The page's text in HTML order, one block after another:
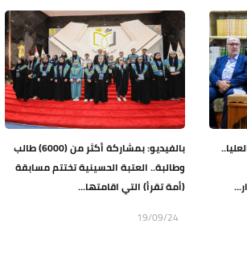
بالفيديو: بمشاركة أكثر من (6000) طالب
وطالبة.. العتبة الحسينية تختتم مسابقة
(أمة تقرأ) التي اقامتها...
19/09/24